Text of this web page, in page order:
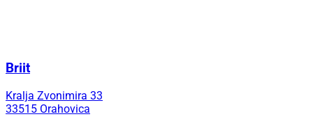
Briit
Kralja Zvonimira 33
33515 Orahovica